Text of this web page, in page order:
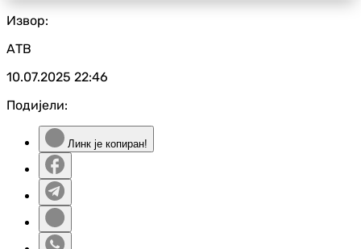
Извор:
АТВ
10.07.2025 22:46
Подијели:
Линк је копиран!